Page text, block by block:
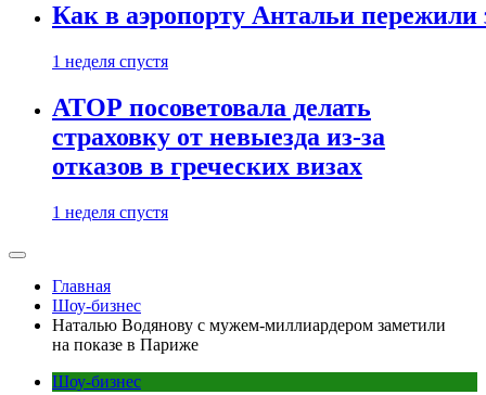
Как в аэропорту Антальи
1 неделя спустя
АТОР посоветовала делать
страховку от невыезда из-за
отказов в греческих визах
1 неделя спустя
Главная
Шоу-бизнес
Наталью Водянову с мужем-миллиардером заметили
на показе в Париже
Шоу-бизнес